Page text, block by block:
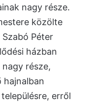
nagy része.
közölte
Szabó Péter
házban
része,
hajnalban
erről